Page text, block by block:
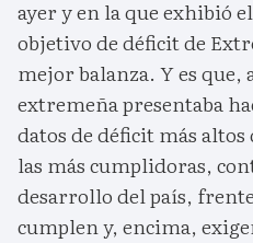
ayer y en la que exhibió
objetivo de déficit de
mejor balanza. Y es
extremeña presentaba
datos de déficit más altos
las más cumplidoras,
desarrollo del país,
cumplen y, encima,